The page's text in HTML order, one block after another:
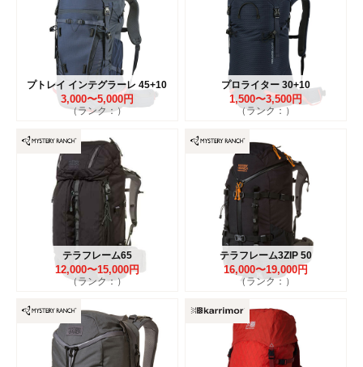
プトレイ インテグラーレ 45+10
3,000〜5,000円
（ランク：）
プロライター 30+10
1,500〜3,500円
（ランク：）
テラフレーム65
12,000〜15,000円
（ランク：）
テラフレーム3ZIP 50
16,000〜19,000円
（ランク：）